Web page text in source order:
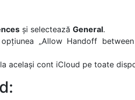
și selectează General.
„Allow Handoff
același cont iCloud pe toate